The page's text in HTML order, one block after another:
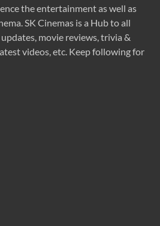
the entertainment as well as
SK Cinemas is a Hub to all
movie reviews, trivia &
videos, etc. Keep following for